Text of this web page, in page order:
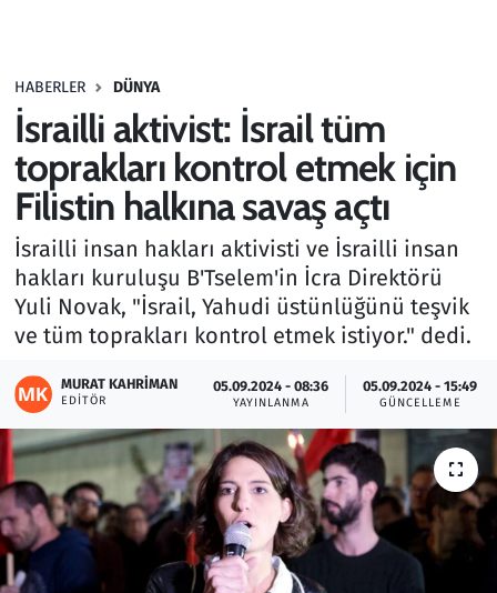
HABERLER DÜNYA
İsrailli aktivist: İsrail tüm
toprakları kontrol etmek için
Filistin halkına savaş açtı
İsrailli insan hakları aktivisti ve İsrailli insan
hakları kuruluşu B'Tselem'in İcra Direktörü
Yuli Novak, "İsrail, Yahudi üstünlüğünü teşvik
ve tüm toprakları kontrol etmek istiyor." dedi.
MURAT KAHRIMAN
EDITÖR
05.09.2024 - 08:36
YAYINLANMA
05.09.2024 - 15:49
GÜNCELLEME
Haber
Kültür Sanat
Kurumsal Haberler
Lezzet Durağı
Memur ve Kamu
Otomobil
Oyun
Ramazan
Resmi İlanlar